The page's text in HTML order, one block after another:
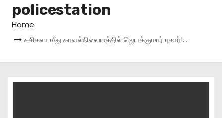
policestation
Home
சசிகலா மீது காவல்நிலையத்தில் ஜெயக்குமார் புகார்!…